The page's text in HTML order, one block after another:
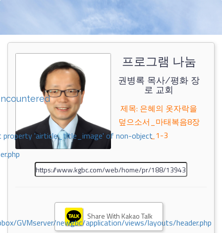
property 'airticle_title_image' of non-object
GVMserver/newgbc/application/views/layouts/header.php
프로그램 나눔
권병록 목사/평화 장
로 교회
제목: 은혜의 옷자락을
덮으소서_마태복음8장
_1-3
Share With Kakao Talk